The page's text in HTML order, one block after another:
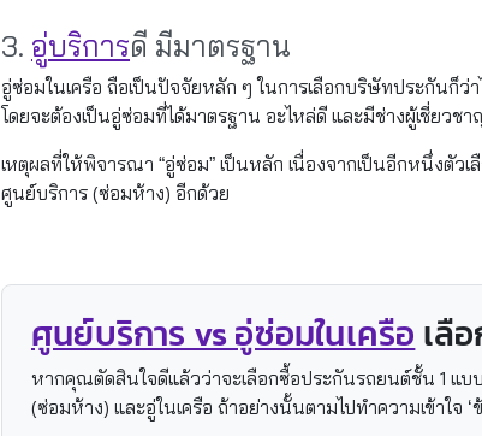
3. อู่บริการดี มีมาตรฐาน
อู่ซ่อมในเครือ ถือเป็นปัจจัยหลัก ๆ ในการเลือกบริษัทประกันก็ว่
โดยจะต้องเป็นอู่ซ่อมที่ได้มาตรฐาน อะไหล่ดี และมีช่างผู้เชี่ยว
เหตุผลที่ให้พิจารณา “อู่ซ่อม” เป็นหลัก เนื่องจากเป็นอีกหนึ่งตัว
ศูนย์บริการ (ซ่อมห้าง) อีกด้วย
ศูนย์บริการ vs อู่ซ่อมในเครือ เลื
หากคุณตัดสินใจดีแล้วว่าจะเลือกซื้อประกันรถยนต์ชั้น 1 แบ
(ซ่อมห้าง) และอู่ในเครือ ถ้าอย่างนั้นตามไปทำความเข้าใ